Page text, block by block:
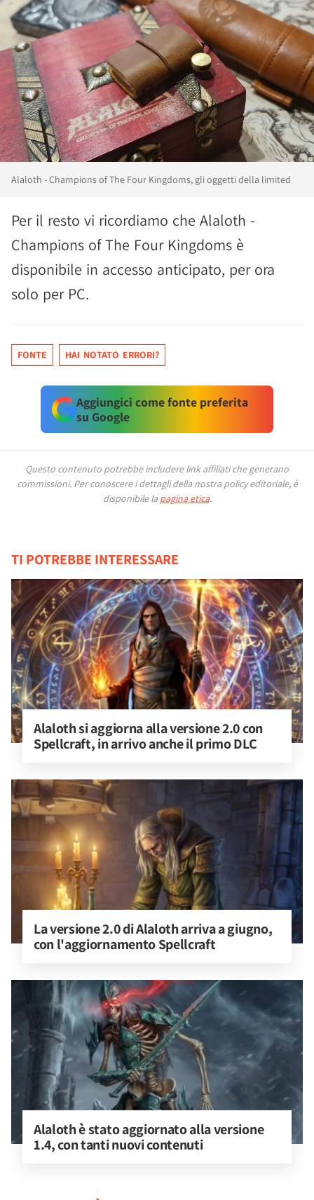
Alaloth - Champions of The Four Kingdoms, gli oggetti della limited
Per il resto vi ricordiamo che Alaloth -
Champions of The Four Kingdoms è
disponibile in accesso anticipato, per ora
solo per PC.
FONTE HAI NOTATO ERRORI?
Aggiungici come fonte preferita
su Google
Questo contenuto potrebbe includere link affiliati che generano
commissioni. Per conoscere i dettagli della nostra policy editoriale, è
disponibile la pagina etica.
TI POTREBBE INTERESSARE
Alaloth si aggiorna alla versione 2.0 con
Spellcraft, in arrivo anche il primo DLC
La versione 2.0 di Alaloth arriva a giugno,
con l'aggiornamento Spellcraft
Alaloth è stato aggiornato alla versione
1.4, con tanti nuovi contenuti